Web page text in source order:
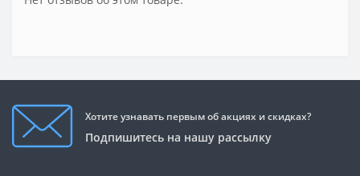
Хотите узнавать первым об акциях и скидках?
Подпишитесь на нашу рассылку